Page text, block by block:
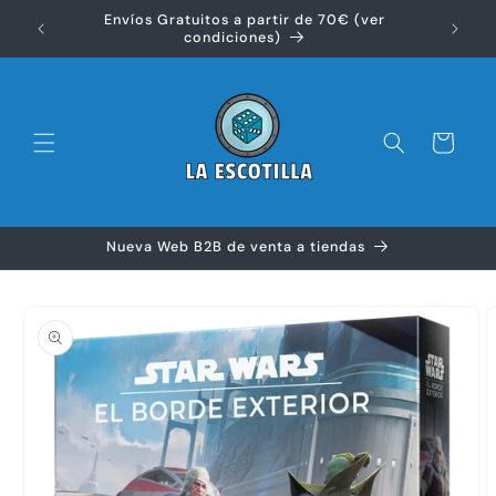
directamenteEnvíos Gratuitos a partir de 70€ (ver
condiciones)
Carrito
Nueva Web B2B de venta a tiendas
información
del producto